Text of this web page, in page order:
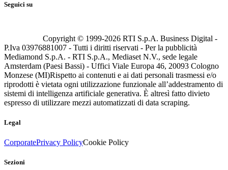
Seguici su
Copyright © 1999-2026 RTI S.p.A. Business Digital -
P.Iva 03976881007 - Tutti i diritti riservati - Per la pubblicità
Mediamond S.p.A. - RTI S.p.A., Mediaset N.V., sede legale
Amsterdam (Paesi Bassi) - Uffici Viale Europa 46, 20093 Cologno
Monzese (MI)Rispetto ai contenuti e ai dati personali trasmessi e/o
riprodotti è vietata ogni utilizzazione funzionale all’addestramento di
sistemi di intelligenza artificiale generativa. È altresì fatto divieto
espresso di utilizzare mezzi automatizzati di data scraping.
Legal
CorporatePrivacy PolicyCookie Policy
Sezioni